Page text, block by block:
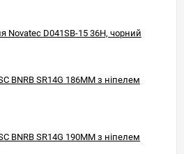
Novatec D041SB-15 36H, чорний
BNRB SR14G 186MM з ніпелем
BNRB SR14G 190MM з ніпелем